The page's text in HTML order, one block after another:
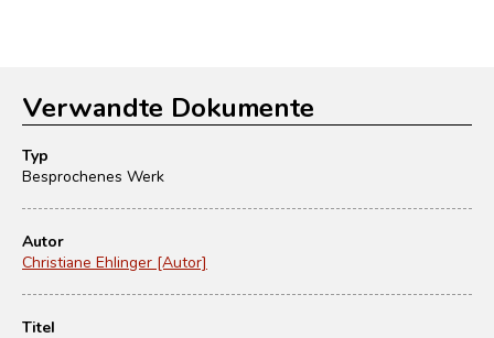
Verwandte Dokumente
Typ
Besprochenes Werk
Autor
Christiane Ehlinger [Autor]
Titel